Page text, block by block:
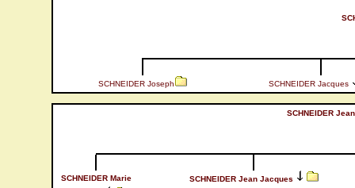
SCHNEIDER Joseph SCHNEIDER Jacques
SCHNEIDER
SCHNEIDER Marie
SCHNEIDER Jean Jacques